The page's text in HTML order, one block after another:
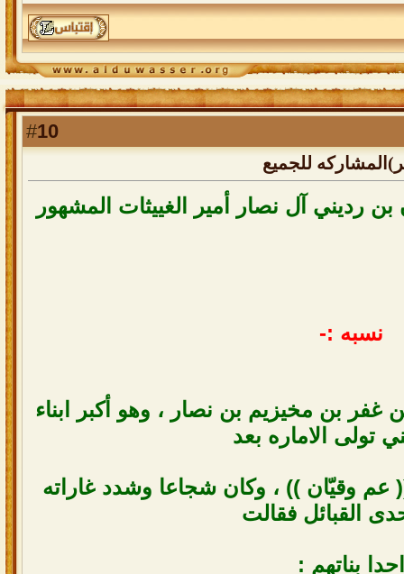
10
للجميع
بن رديني آل نصار أمير الغييثات المشهور
نسبه :-
بن مخيزيم بن نصار ، وهو أكبر ابناء
تولى الاماره بعد
عم وقيّان )) ، وكان شجاعا وشدد غاراته
القبائل فقالت
احدا بناتهم :